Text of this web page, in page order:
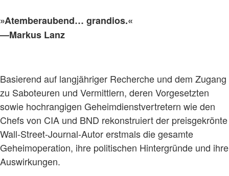
»Atemberaubend… grandios.«
—Markus Lanz
Basierend auf langjähriger Recherche und dem Zugang
zu Saboteuren und Vermittlern, deren Vorgesetzten
sowie hochrangigen Geheimdienstvertretern wie den
Chefs von CIA und BND rekonstruiert der preisgekrönte
Wall-Street-Journal-Autor erstmals die gesamte
Geheimoperation, ihre politischen Hintergründe und ihre
Auswirkungen.